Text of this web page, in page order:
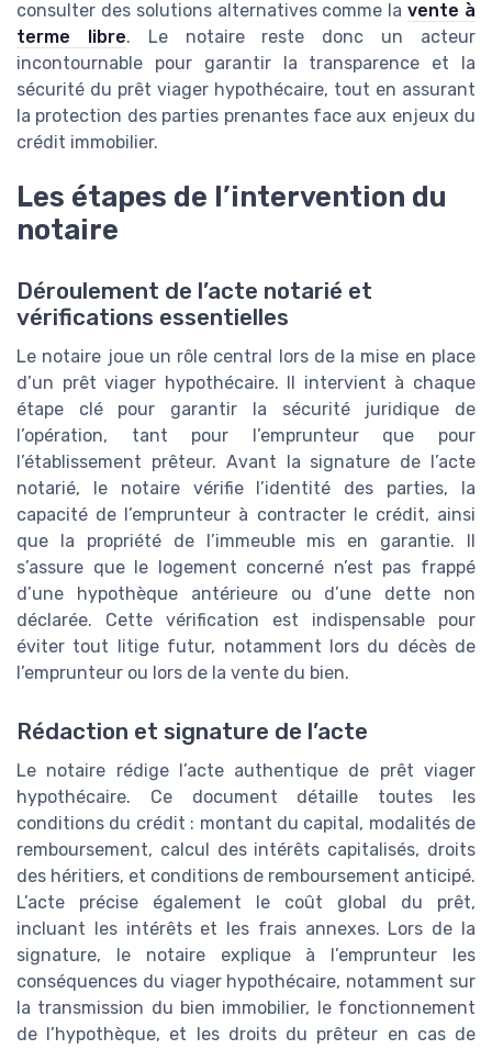
consulter des solutions alternatives comme lavente à
terme libre. Le notaire reste donc un acteur
incontournable pour garantir la transparence et la
sécurité du prêt viager hypothécaire, tout en assurant
la protection des parties prenantes face aux enjeux du
crédit immobilier.
Les étapes de l’intervention du
notaire
Déroulement de l’acte notarié et
vérifications essentielles
Le notaire joue un rôle central lors de la mise en place
d’un prêt viager hypothécaire. Il intervient à chaque
étape clé pour garantir la sécurité juridique de
l’opération, tant pour l’emprunteur que pour
l’établissement prêteur. Avant la signature de l’acte
notarié, le notaire vérifie l’identité des parties, la
capacité de l’emprunteur à contracter le crédit, ainsi
que la propriété de l’immeuble mis en garantie. Il
s’assure que le logement concerné n’est pas frappé
d’une hypothèque antérieure ou d’une dette non
déclarée. Cette vérification est indispensable pour
éviter tout litige futur, notamment lors du décès de
l’emprunteur ou lors de la vente du bien.
Rédaction et signature de l’acte
Le notaire rédige l’acte authentique de prêt viager
hypothécaire. Ce document détaille toutes les
conditions du crédit : montant du capital, modalités de
remboursement, calcul des intérêts capitalisés, droits
des héritiers, et conditions de remboursement anticipé.
L’acte précise également le coût global du prêt,
incluant les intérêts et les frais annexes. Lors de la
signature, le notaire explique à l’emprunteur les
conséquences du viager hypothécaire, notamment sur
la transmission du bien immobilier, le fonctionnement
de l’hypothèque, et les droits du prêteur en cas de